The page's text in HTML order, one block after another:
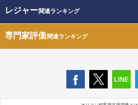
レジャー関連ランキング
専門家評価関連ランキング